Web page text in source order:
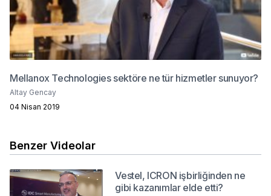
Mellanox Technologies sektöre ne tür hizmetler sunuyor?
Altay Gencay
04 Nisan 2019
Benzer Videolar
Vestel, ICRON işbirliğinden ne
gibi kazanımlar elde etti?